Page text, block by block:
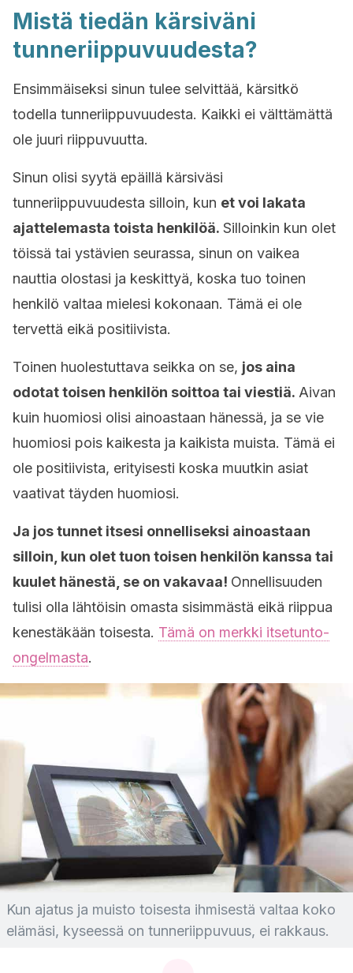
Mistä tiedän kärsiväni
tunneriippuvuudesta?
Ensimmäiseksi sinun tulee selvittää, kärsitkö
todella tunneriippuvuudesta. Kaikki ei välttämättä
ole juuri riippuvuutta.
Sinun olisi syytä epäillä kärsiväsi
tunneriippuvuudesta silloin, kun et voi lakata
ajattelemasta toista henkilöä. Silloinkin kun olet
töissä tai ystävien seurassa, sinun on vaikea
nauttia olostasi ja keskittyä, koska tuo toinen
henkilö valtaa mielesi kokonaan. Tämä ei ole
tervettä eikä positiivista.
Toinen huolestuttava seikka on se, jos aina
odotat toisen henkilön soittoa tai viestiä. Aivan
kuin huomiosi olisi ainoastaan hänessä, ja se vie
huomiosi pois kaikesta ja kaikista muista. Tämä ei
ole positiivista, erityisesti koska muutkin asiat
vaativat täyden huomiosi.
Ja jos tunnet itsesi onnelliseksi ainoastaan
silloin, kun olet tuon toisen henkilön kanssa tai
kuulet hänestä, se on vakavaa! Onnellisuuden
tulisi olla lähtöisin omasta sisimmästä eikä riippua
kenestäkään toisesta. Tämä on merkki itsetunto-
ongelmasta.
Kun ajatus ja muisto toisesta ihmisestä valtaa koko
elämäsi, kyseessä on tunneriippuvuus, ei rakkaus.